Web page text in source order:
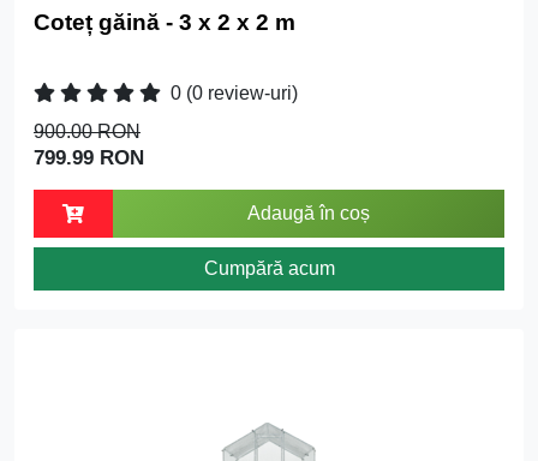
Coteț găină - 3 x 2 x 2 m
0 (0 review-uri)
900.00 RON
799.99 RON
Adaugă în coș
Cumpără acum